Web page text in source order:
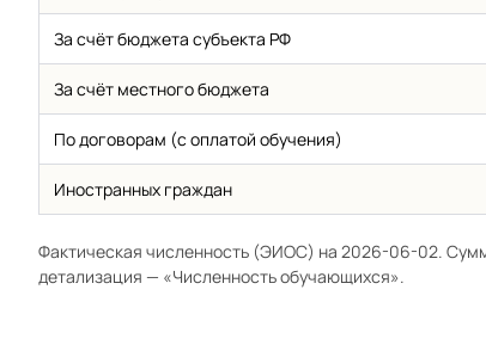
За счёт бюджета субъекта РФ
За счёт местного бюджета
По договорам (с оплатой обучения)
Иностранных граждан
Фактическая численность (ЭИОС) на 2026-06-02.
детализация — «Численность обучающихся».